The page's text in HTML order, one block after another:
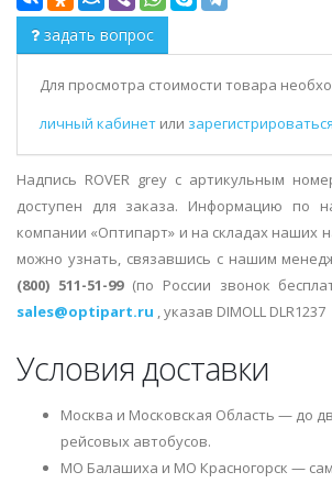
задать вопрос
Для просмотра стоимости товара
личный кабинет или зарегистрироваться
Надпись ROVER grey с артикульным
доступен для заказа. Информацию по
компании «Оптипарт» и на складах наших
можно узнать, связавшись с нашим
(800) 511-51-99(по России звонок
sales@optipart.ru , указав DIMOLL DLR1237
Условия доставки
Москва и Московская Область — до
рейсовых автобусов.
МО Балашиха и МО Красногорск —